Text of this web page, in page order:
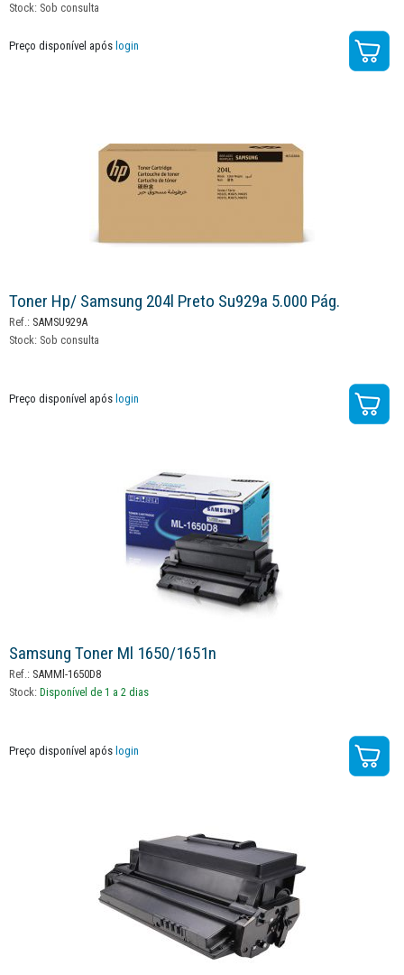
Stock: Sob consulta
Preço disponível após login
Toner Hp/ Samsung 204l Preto Su929a 5.000 Pág.
Ref.: SAMSU929A
Stock: Sob consulta
Preço disponível após login
Samsung Toner Ml 1650/1651n
Ref.: SAMMl-1650D8
Stock: Disponível de 1 a 2 dias
Preço disponível após login